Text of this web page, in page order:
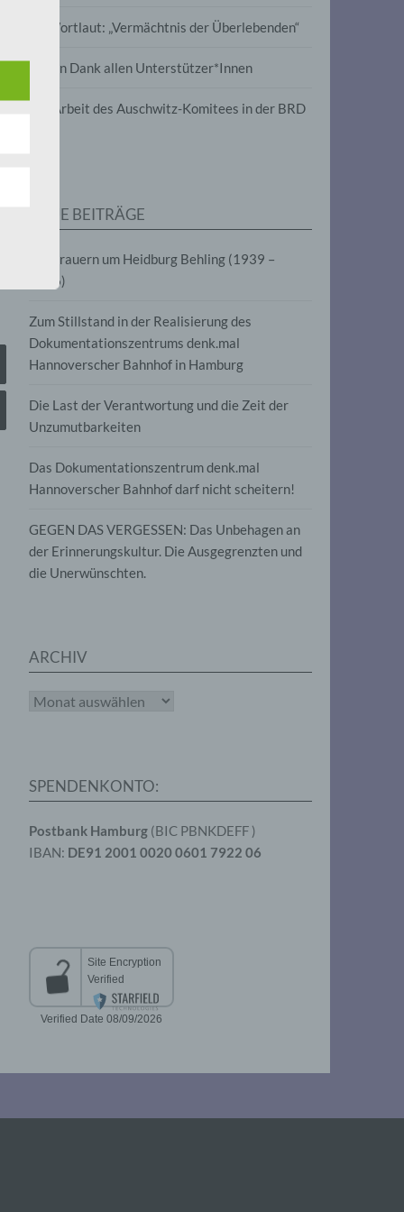
Im Wortlaut: „Vermächtnis der Überlebenden“
Vielen Dank allen Unterstützer*Innen
Zur Arbeit des Auschwitz-Komitees in der BRD
NEUE BEITRÄGE
Wir trauern um Heidburg Behling (1939 –
2026)
Zum Stillstand in der Realisierung des
Dokumentationszentrums denk.mal
Hannoverscher Bahnhof in Hamburg
Die Last der Verantwortung und die Zeit der
Unzumutbarkeiten
Das Dokumentationszentrum denk.mal
Hannoverscher Bahnhof darf nicht scheitern!
GEGEN DAS VERGESSEN: Das Unbehagen an
der Erinnerungskultur. Die Ausgegrenzten und
die Unerwünschten.
ARCHIV
Archiv
SPENDENKONTO:
Postbank Hamburg (BIC PBNKDEFF )
IBAN: DE91 2001 0020 0601 7922 06